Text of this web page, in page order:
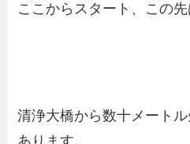
ここからスタート、この
清浄大橋から数十メート